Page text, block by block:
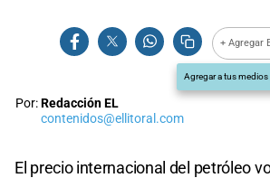
+ Agregar
Agregar a tus
Por:Redacción EL
contenidos@ellitoral.com
El precio internacional del petróleo